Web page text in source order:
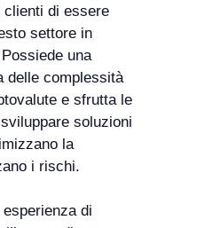
di essere
settore in
una
delle complessità
e sfrutta le
soluzioni
la
i rischi.
di